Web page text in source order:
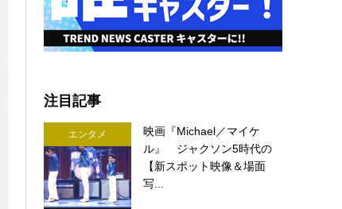
注目記事
エンタメ
映画『Michael／マイケ
ル』 ジャクソン5時代の
【新スポット映像＆場面
写...